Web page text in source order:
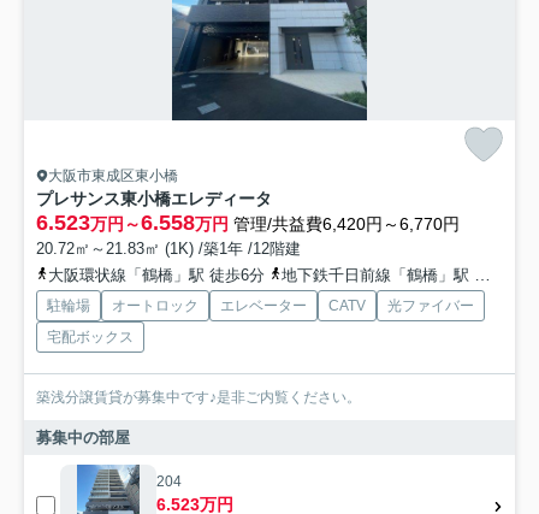
大阪市東成区東小橋
プレサンス東小橋エレディータ
6.523万円～6.558万円 管理/共益費6,420円～6,770円
20.72㎡～21.83㎡ (1K) /築1年 /12階建
大阪環状線「鶴橋」駅 徒歩6分
地下鉄千日前線「鶴橋」駅 徒歩6分
駐輪場 オートロック エレベーター CATV
光ファイバー
宅配ボックス
築浅分譲賃貸が募集中です♪是非ご内覧ください。
募集中の部屋
204
6.523万円